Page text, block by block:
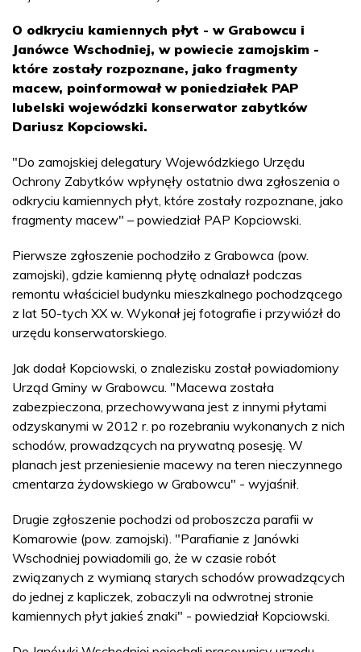
O odkryciu kamiennych płyt - w Grabowcu i
Janówce Wschodniej, w powiecie zamojskim -
które zostały rozpoznane, jako fragmenty
macew, poinformował w poniedziałek PAP
lubelski wojewódzki konserwator zabytków
Dariusz Kopciowski.
"Do zamojskiej delegatury Wojewódzkiego Urzędu
Ochrony Zabytków wpłynęły ostatnio dwa zgłoszenia o
odkryciu kamiennych płyt, które zostały rozpoznane, jako
fragmenty macew" – powiedział PAP Kopciowski.
Pierwsze zgłoszenie pochodziło z Grabowca (pow.
zamojski), gdzie kamienną płytę odnalazł podczas
remontu właściciel budynku mieszkalnego pochodzącego
z lat 50-tych XX w. Wykonał jej fotografie i przywiózł do
urzędu konserwatorskiego.
Jak dodał Kopciowski, o znalezisku został powiadomiony
Urząd Gminy w Grabowcu. "Macewa została
zabezpieczona, przechowywana jest z innymi płytami
odzyskanymi w 2012 r. po rozebraniu wykonanych z nich
schodów, prowadzących na prywatną posesję. W
planach jest przeniesienie macewy na teren nieczynnego
cmentarza żydowskiego w Grabowcu" - wyjaśnił.
Drugie zgłoszenie pochodzi od proboszcza parafii w
Komarowie (pow. zamojski). "Parafianie z Janówki
Wschodniej powiadomili go, że w czasie robót
związanych z wymianą starych schodów prowadzących
do jednej z kapliczek, zobaczyli na odwrotnej stronie
kamiennych płyt jakieś znaki" - powiedział Kopciowski.